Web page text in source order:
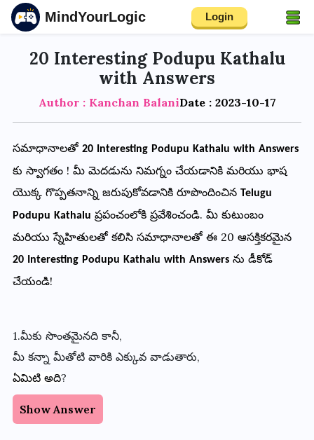
MindYourLogic Login
20 Interesting Podupu Kathalu
with Answers
Author : Kanchan BalaniDate : 2023-10-17
సమాధానాలతో 20 Interesting Podupu Kathalu with Answers
కు స్వాగతం! మీ మెదడును నిమగ్నం చేయడానికి మరియు భాష
యొక్క గొప్పతనాన్ని జరుపుకోవడానికి రూపొందించిన Telugu
Podupu Kathalu ప్రపంచంలోకి ప్రవేశించండి. మీ కుటుంబం
మరియు స్నేహితులతో కలిసి సమాధానాలతో ఈ20 ఆసక్తికరమైన
20 Interesting Podupu Kathalu with Answers ను డీకోడ్
చేయండి!
1.మీకు సొంతమైనది కానీ,
మీ కన్నా మీతోటి వారికి ఎక్కువ వాడుతారు,
ఏమిటి అది?
Show Answer